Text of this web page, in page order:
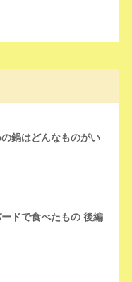
鍋はどんなものがい
ドで食べたもの 後編